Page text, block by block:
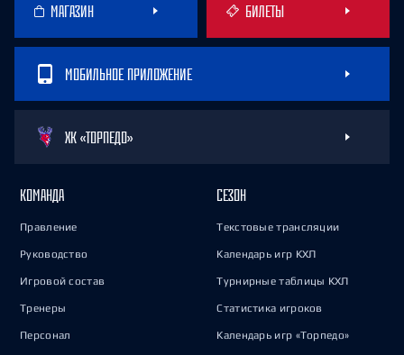
МАГАЗИН БИЛЕТЫ
МОБИЛЬНОЕ ПРИЛОЖЕНИЕ
ХК «ТОРПЕДО»
КОМАНДА
Правление
Руководство
Игровой состав
Тренеры
Персонал
СЕЗОН
Текстовые трансляции
Календарь игр КХЛ
Турнирные таблицы КХЛ
Статистика игроков
Календарь игр «Торпедо»